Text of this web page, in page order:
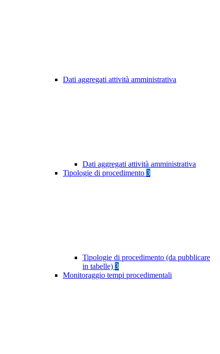
Dati aggregati attività amministrativa
Dati aggregati attività amministrativa
Tipologie di procedimento 3
Tipologie di procedimento (da pubblicare
in tabelle) 3
Monitoraggio tempi procedimentali